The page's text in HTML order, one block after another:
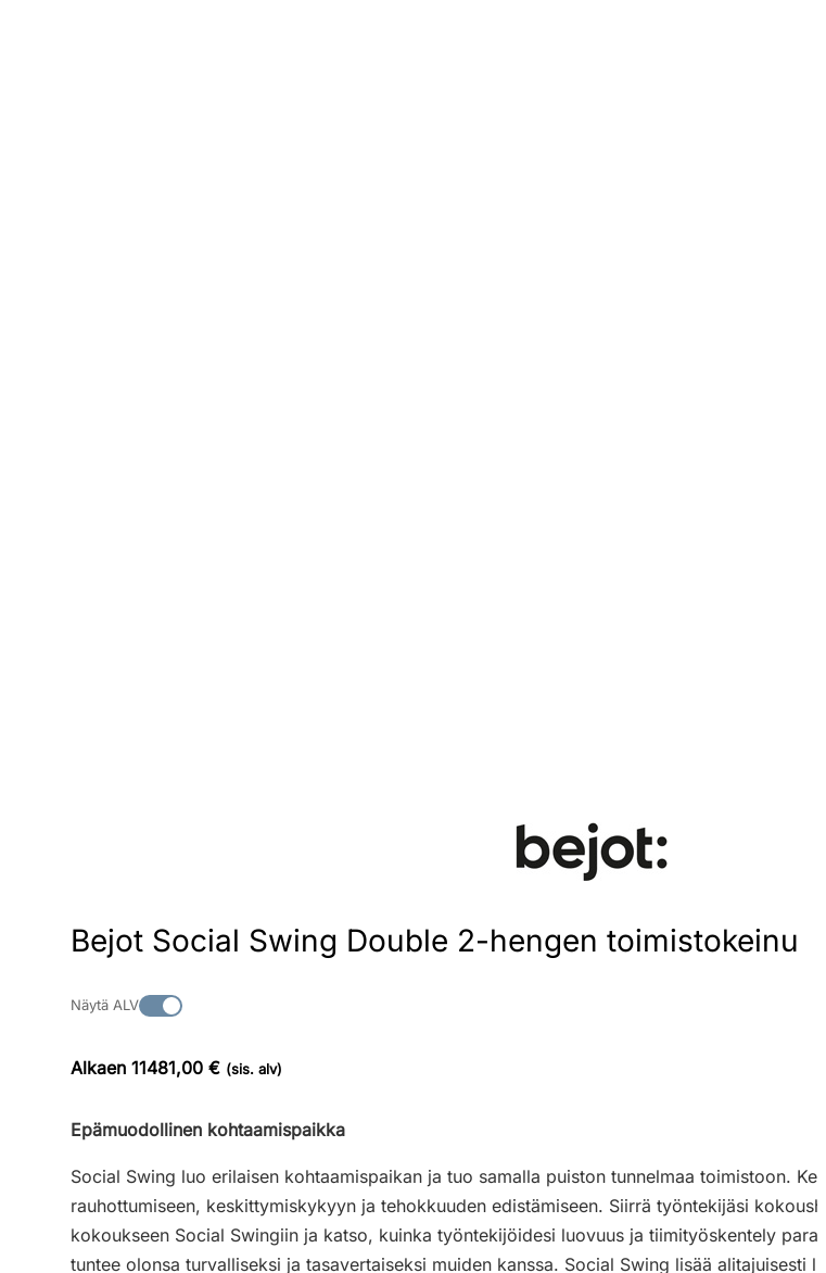
Bejot Social Swing Double 2-hengen toimistokeinu
Näytä ALV
Alkaen 11481,00 € (sis. alv)
Epämuodollinen kohtaamispaikka
Social Swing luo erilaisen kohtaamispaikan ja tuo samalla puiston tunnelmaa toimistoon.
rauhottumiseen, keskittymiskykyyn ja tehokkuuden edistämiseen. Siirrä työntekijäsi
kokoukseen Social Swingiin ja katso, kuinka työntekijöidesi luovuus ja tiimityöskentely
tuntee olonsa turvalliseksi ja tasavertaiseksi muiden kanssa. Social Swing lisää alitajuisesti